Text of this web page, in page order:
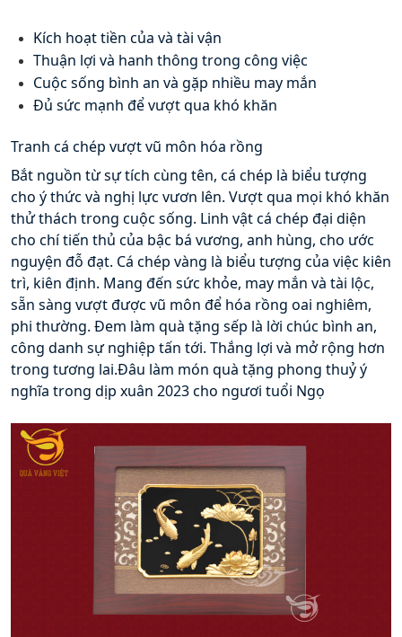
Kích hoạt tiền của và tài vận
Thuận lợi và hanh thông trong công việc
Cuộc sống bình an và gặp nhiều may mắn
Đủ sức mạnh để vượt qua khó khăn
Tranh cá chép vượt vũ môn hóa rồng
Bắt nguồn từ sự tích cùng tên, cá chép là biểu tượng
cho ý thức và nghị lực vươn lên. Vượt qua mọi khó khăn
thử thách trong cuộc sống. Linh vật cá chép đại diện
cho chí tiến thủ của bậc bá vương, anh hùng, cho ước
nguyện đỗ đạt. Cá chép vàng là biểu tượng của việc kiên
trì, kiên định. Mang đến sức khỏe, may mắn và tài lộc,
sẵn sàng vượt được vũ môn để hóa rồng oai nghiêm,
phi thường. Đem làm quà tặng sếp là lời chúc bình an,
công danh sự nghiệp tấn tới. Thắng lợi và mở rộng hơn
trong tương lai.Đâu làm món quà tặng phong thuỷ ý
nghĩa trong dịp xuân 2023 cho ngươi tuổi Ngọ